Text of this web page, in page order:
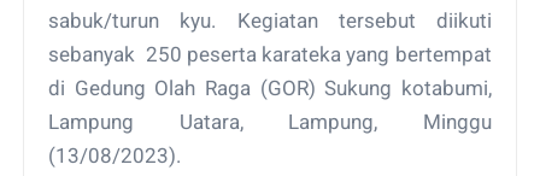
sabuk/turun kyu. Kegiatan tersebut diikuti
sebanyak 250 peserta karateka yang bertempat
di Gedung Olah Raga (GOR) Sukung kotabumi,
Lampung Uatara, Lampung, Minggu
(13/08/2023).